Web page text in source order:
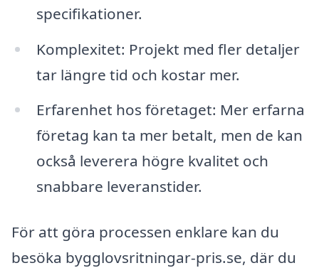
specifikationer.
Komplexitet: Projekt med fler detaljer
tar längre tid och kostar mer.
Erfarenhet hos företaget: Mer erfarna
företag kan ta mer betalt, men de kan
också leverera högre kvalitet och
snabbare leveranstider.
För att göra processen enklare kan du
besöka bygglovsritningar-pris.se, där du